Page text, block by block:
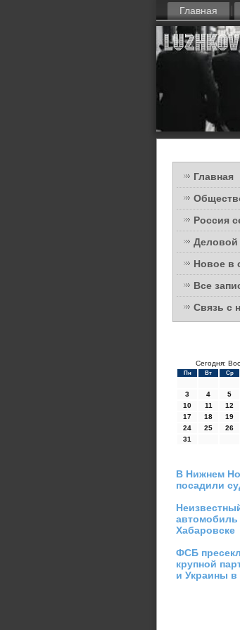
Главная
Главная
Россия
Деловой
Новое в
Все
Связь с
Сегодня:
Пн Вт Ср
3
4 5
10
11 12
17
18 19
24
25 26
31
В Нижнем
посадили
Хабаровске
ФСБ
крупной
и Украины